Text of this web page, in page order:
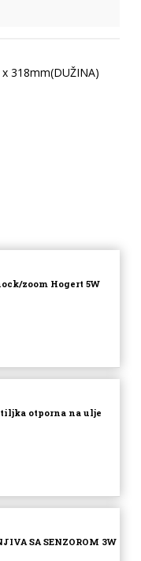
318mm(DUŽINA)
zoom Hogert 5W
otporna na ulje
SA SENZOROM 3W